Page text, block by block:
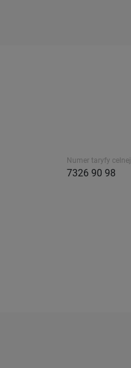
Numer taryfy celnej
7326 90 98